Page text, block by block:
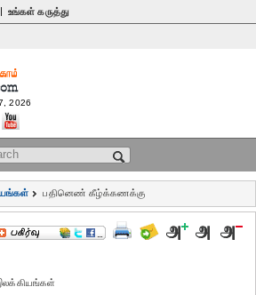
| உங்கள் கருத்து
form
2026
பதினெண் கீழ்க்கணக்கு